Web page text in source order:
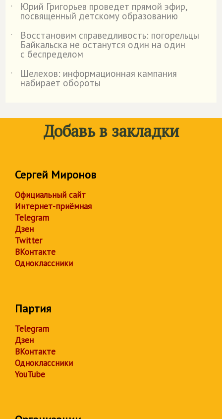
˙
Юрий Григорьев проведет прямой эфир,
посвященный детскому образованию
˙
Восстановим справедливость: погорельцы
Байкальска не останутся один на один
с беспределом
˙
Шелехов: информационная кампания
набирает обороты
Добавь в закладки
Сергей Миронов
Официальный сайт
Интернет-приёмная
Telegram
Дзен
Twitter
ВКонтакте
Одноклассники
Партия
Telegram
Дзен
ВКонтакте
Одноклассники
YouTube